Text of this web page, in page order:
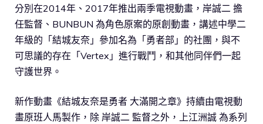
分別在2014年、2017年推出兩季電視動畫，岸誠二 擔
任監督、BUNBUN 為角色原案的原創動畫，講述中學二
年級的「結城友奈」參加名為「勇者部」的社團，與不
可思議的存在「Vertex」進行戰鬥，和其他同伴們一起
守護世界。
新作動畫《結城友奈是勇者 大滿開之章》持續由電視動
畫原班人馬製作，除 岸誠二 監督之外，上江洲誠 為系列